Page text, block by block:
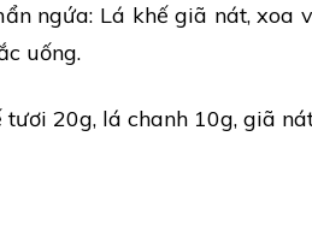
ngứa: Lá khế giã nát, xoa
uống.
tươi 20g, lá chanh 10g, giã